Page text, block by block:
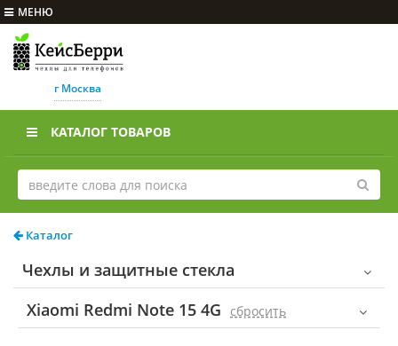
МЕНЮ
г Москва
КАТАЛОГ ТОВАРОВ
Каталог
Чехлы и защитные стекла
Xiaomi Redmi Note 15 4G
cбросить